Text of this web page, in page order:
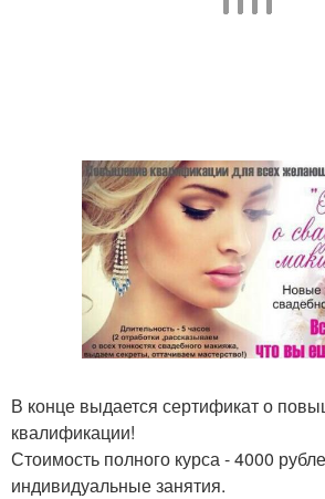
В конце выдается сертификат о
квалификации!
Стоимость полного курса - 4000
индивидуальные занятия.